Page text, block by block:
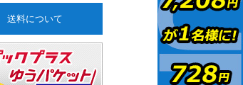
送料について